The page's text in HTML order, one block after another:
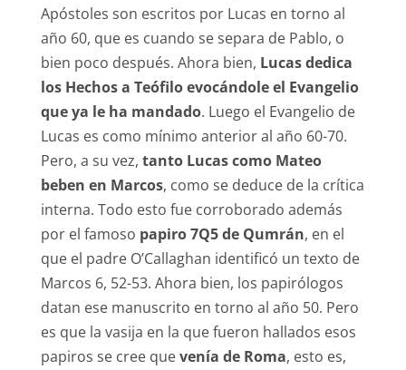
Apóstoles son escritos por Lucas en torno al
año 60, que es cuando se separa de Pablo, o
bien poco después. Ahora bien, Lucas dedica
los Hechos a Teófilo evocándole el Evangelio
que ya le ha mandado. Luego el Evangelio de
Lucas es como mínimo anterior al año 60-70.
Pero, a su vez, tanto Lucas como Mateo
beben en Marcos, como se deduce de la crítica
interna. Todo esto fue corroborado además
por el famoso papiro 7Q5 de Qumrán, en el
que el padre O’Callaghan identificó un texto de
Marcos 6, 52-53. Ahora bien, los papirólogos
datan ese manuscrito en torno al año 50. Pero
es que la vasija en la que fueron hallados esos
papiros se cree quevenía de Roma, esto es,